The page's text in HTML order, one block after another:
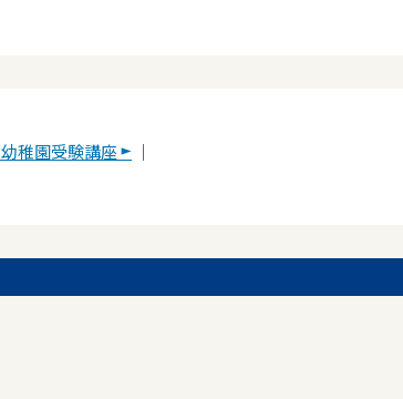
稚園受験講座 ｜